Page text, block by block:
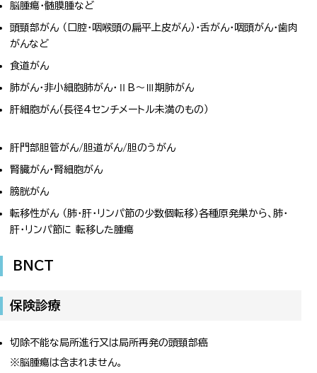
脳腫瘍・髄膜腫など
頭頸部がん （口腔・咽喉頭の扁平上皮がん）・舌がん・咽頭がん・歯肉
がんなど
食道がん
肺がん・非小細胞肺がん・ⅡB～Ⅲ期肺がん
肝細胞がん（長径4センチメートル未満のもの）
肝門部胆管がん/胆道がん/胆のうがん
腎臓がん・腎細胞がん
膀胱がん
転移性がん （肺・肝・リンパ節の少数個転移）各種原発巣から、肺・
肝・リンパ節に 転移した腫瘍
BNCT
保険診療
切除不能な局所進行又は局所再発の頭頸部癌
※脳腫瘍は含まれません。